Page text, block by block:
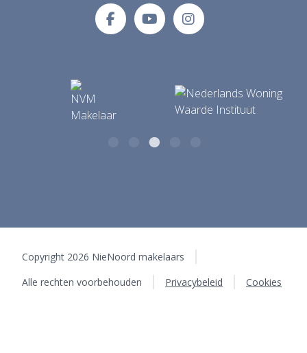
info@makelaardijnienoord.nl
Tolberterstraat 35 A
Copyright 2026 NieNoord makelaars
Alle rechten voorbehouden
Privacybeleid Cookies